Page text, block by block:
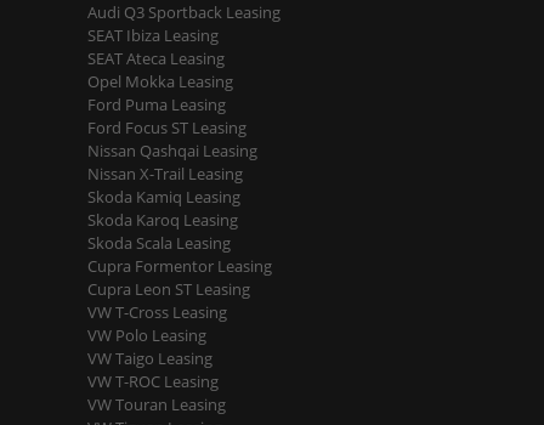
Audi Q3 Sportback Leasing
SEAT Ibiza Leasing
SEAT Ateca Leasing
Opel Mokka Leasing
Ford Puma Leasing
Ford Focus ST Leasing
Nissan Qashqai Leasing
Nissan X-Trail Leasing
Skoda Kamiq Leasing
Skoda Karoq Leasing
Skoda Scala Leasing
Cupra Formentor Leasing
Cupra Leon ST Leasing
VW T-Cross Leasing
VW Polo Leasing
VW Taigo Leasing
VW T-ROC Leasing
VW Touran Leasing